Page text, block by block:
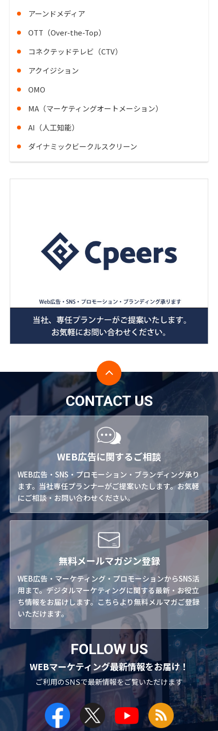
アーンドメディア
OTT（Over-the-Top）
コネクテッドテレビ（CTV）
アクイジション
OMO
MA（マーケティングオートメーション）
AI（人工知能）
ダイナミックビークルスクリーン
CONTACT US
WEB広告に関するご相談
WEB広告・SNS・プロモーション・ブランディング承り
ます。当社専任プランナーがご提案いたします。お気軽
にご相談・お問い合わせください。
無料メールマガジン登録
WEB広告・マーケティング・プロモーションからSNS活
用まで。デジタルマーケティングに関する最新・お役立
ち情報をお届けします。こちらより無料メルマガご登録
いただけます。
FOLLOW US
WEBマーケティング最新情報をお届け！
ご利用のSNSで最新情報をご覧いただけます